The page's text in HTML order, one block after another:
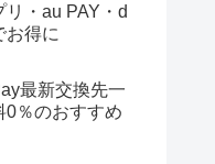
リ・au PAY・d
お得に
最新交換先一
0％のおすすめ